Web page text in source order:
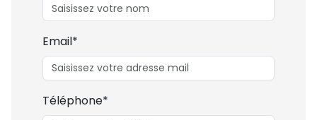
Email*
Téléphone*